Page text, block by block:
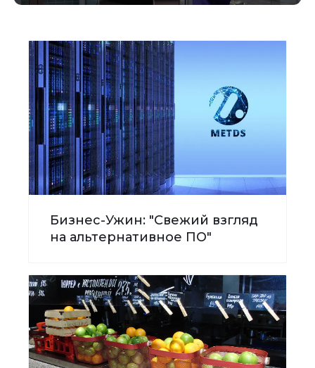
Бизнес-Ужин: "Свежий взгляд
на альтернативное ПО"